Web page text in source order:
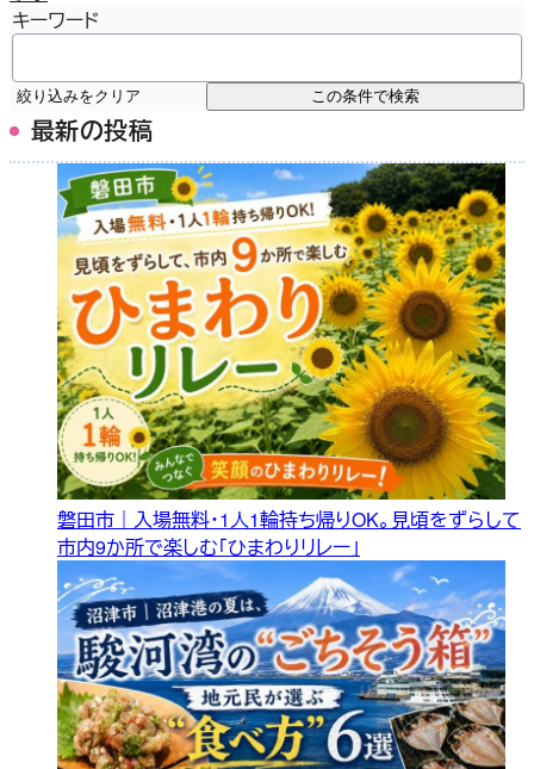
キーワード
絞り込みをクリア この条件で検索
最新の投稿
磐田市｜入場無料・1人1輪持ち帰りOK。見頃をずらして
市内9か所で楽しむ「ひまわりリレー」